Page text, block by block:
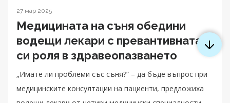
27 мар 2025
Медицината на съня обедини
водещи лекари с превантивната
си роля в здравеопазването
„Имате ли проблеми със съня?“ – да бъде въпрос при
медицинските консултации на пациенти, предложиха